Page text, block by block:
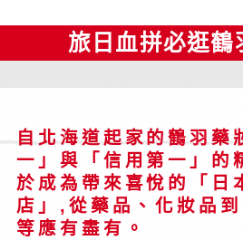
旅日血拼必逛鶴
自北海道起家的鶴羽藥
一」與「信用第一」的
於成為帶來喜悅的「日
店」,從藥品、化妝品
等應有盡有。